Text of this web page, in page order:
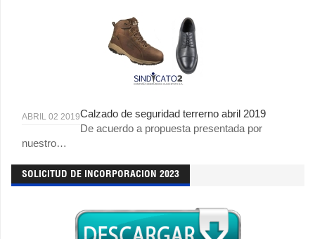
ABRIL 02 2019Calzado de seguridad terrerno abril 2019
De acuerdo a propuesta presentada por
nuestro…
SOLICITUD DE INCORPORACION 2023